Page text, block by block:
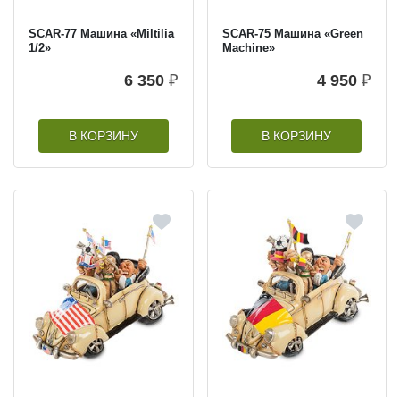
SCAR-77 Машина «Miltilia
1/2»
6 350 ₽
В КОРЗИНУ
SCAR-75 Машина «Green
Machine»
4 950 ₽
В КОРЗИНУ